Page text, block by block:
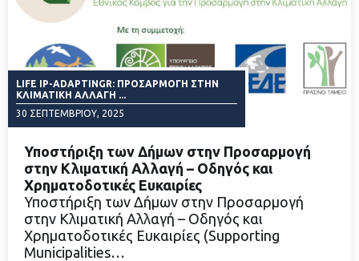
LIFE IP-ADAPTINGR: ΠΡΟΣΑΡΜΟΓΉ ΣΤΗΝ
ΚΛΙΜΑΤΙΚΉ ΑΛΛΑΓΉ ...
30 ΣΕΠΤΕΜΒΡΊΟΥ, 2025
ΔΙΑΒΑΣΤΕ ΠΕΡΙΣΣΟΤΕΡΑ
Υποστήριξη των Δήμων στην Προσαρμογή
στην Κλιματική Αλλαγή – Οδηγός και
Χρηματοδοτικές Ευκαιρίες
Υποστήριξη των Δήμων στην Προσαρμογή
στην Κλιματική Αλλαγή – Οδηγός και
Χρηματοδοτικές Ευκαιρίες (Supporting
Municipalities…